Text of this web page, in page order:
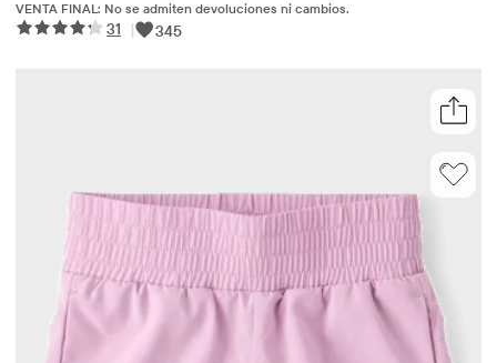
VENTA FINAL: No se admiten devoluciones ni cambios.
31 | 345